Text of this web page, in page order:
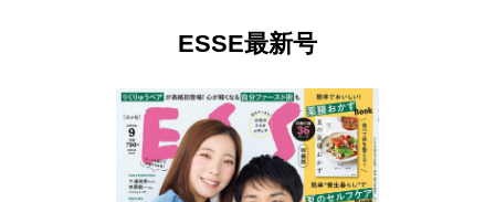
ESSE最新号